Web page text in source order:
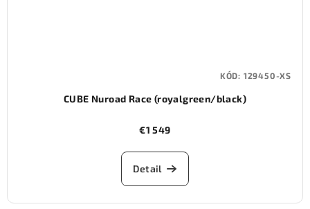
CUBE Nuroad Race (royalgreen/black)
€1 549
Detail
KÓD: 129450-XS